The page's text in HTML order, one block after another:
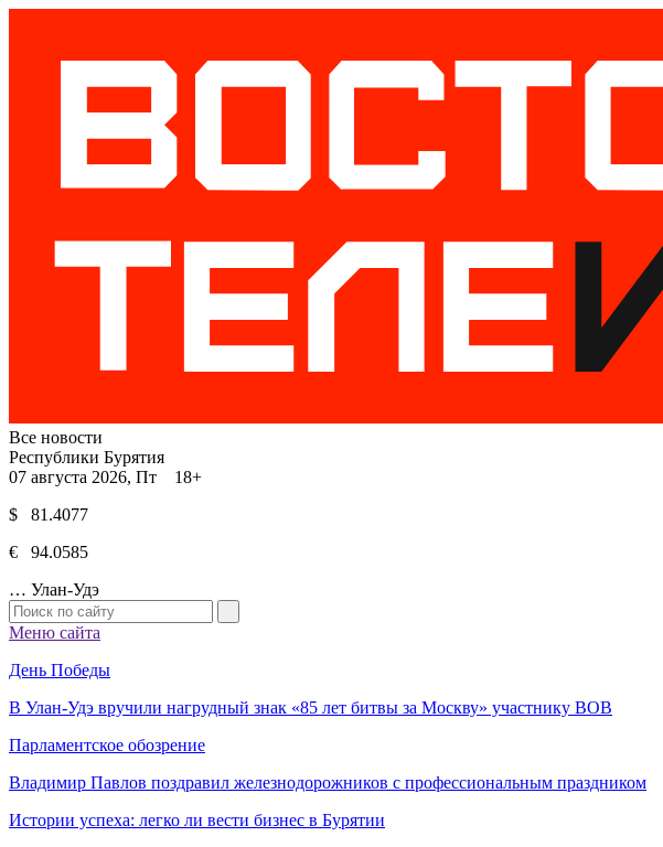
Все новости
Республики Бурятия
07 августа 2026, Пт 18+
$ 81.4077
€ 94.0585
… Улан-Удэ
Меню сайта
День Победы
В Улан-Удэ вручили нагрудный знак «85 лет битвы за Москву» участнику ВОВ
Парламентское обозрение
Владимир Павлов поздравил железнодорожников с профессиональным праздником
Истории успеха: легко ли вести бизнес в Бурятии